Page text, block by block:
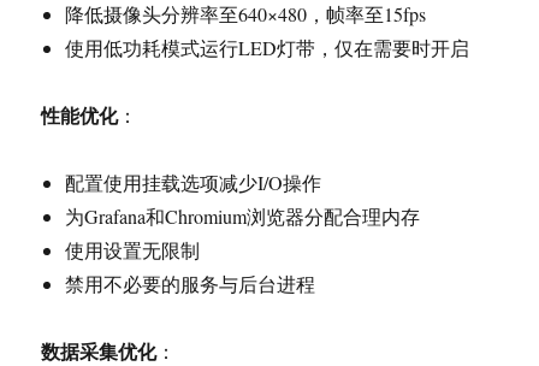
降低摄像头分辨率至640×480，帧率至15fps
使用低功耗模式运行LED灯带，仅在需要时开启
性能优化：
配置使用挂载选项减少I/O操作
为Grafana和Chromium浏览器分配合理内存
使用设置无限制
禁用不必要的服务与后台进程
数据采集优化：